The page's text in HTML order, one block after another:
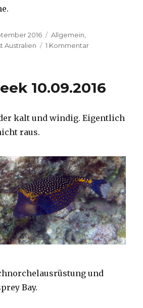
2016 Kategorien
Allgemein
Australien 1 Kommentarzu
10.09.2016
kalt und windig. Eigentlich
raus.
und
Bay.